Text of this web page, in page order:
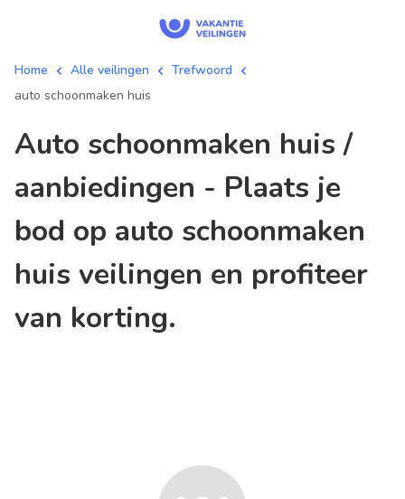
Home Alle veilingen
Trefwoord
auto schoonmaken huis
auto schoonmaken huis /
aanbiedingen - Plaats je
bod op auto schoonmaken
huis veilingen en profiteer
van korting.